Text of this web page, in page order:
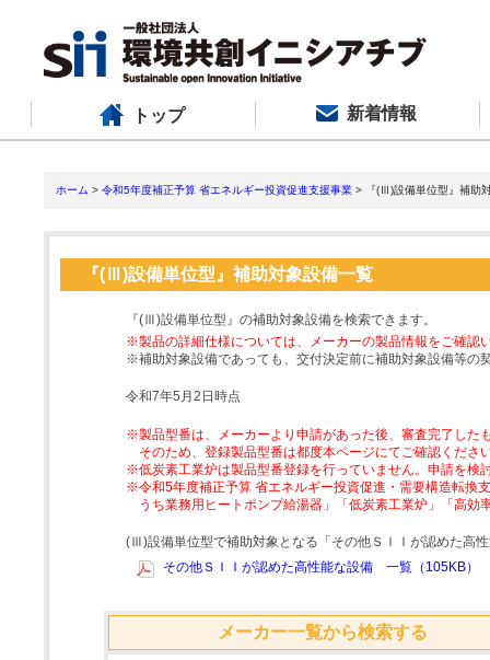
トップ 新着情報
ホーム > 令和5年度補正予算 省エネルギー投資促進支援事業 > 『(Ⅲ)設備単位型』補助
『(Ⅲ)設備単位型』補助対象設備一覧
『(Ⅲ)設備単位型』の補助対象設備を検索できます。
※製品の詳細仕様については、メーカーの製品情報をご確認
※補助対象設備であっても、交付決定前に補助対象設備等の
令和7年5月2日時点
※製品型番は、メーカーより申請があった後、審査完了した
そのため、登録製品型番は都度本ページにてご確認くださ
※低炭素工業炉は製品型番登録を行っていません。申請を検
※令和5年度補正予算 省エネルギー投資促進・需要構造転換
うち業務用ヒートポンプ給湯器」「低炭素工業炉」「高
(Ⅲ)設備単位型で補助対象となる「その他ＳＩＩが認めた高
その他ＳＩＩが認めた高性能な設備 一覧（105KB）
メーカー一覧から検索する